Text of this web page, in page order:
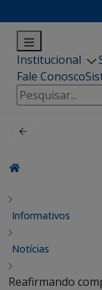
Institucional
Fale Conosco
Pesquisar
por:
Informativos
Notícias
Reafirmando